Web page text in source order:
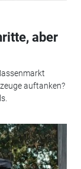
aber
auftanken?